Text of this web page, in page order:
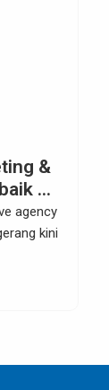
&
di
agency
kini